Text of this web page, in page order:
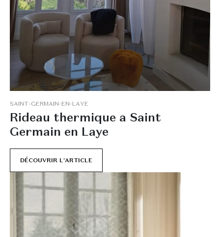
SAINT-GERMAIN-EN-LAYE
Rideau thermique a Saint
Germain en Laye
DÉCOUVRIR L'ARTICLE